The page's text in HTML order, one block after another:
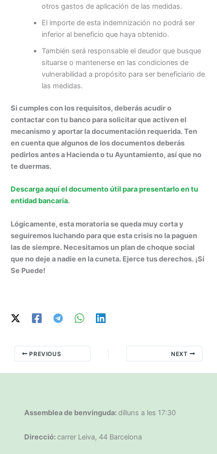
otros gastos de aplicación de las medidas.
El importe de esta indemnización no podrá ser
inferior al beneficio que haya obtenido.
También será responsable el deudor que busque
situarse o mantenerse en las condiciones de
vulnerabilidad a propósito para ser beneficiario de
las medidas.
Si cumples con los requisitos, deberás acudir o
contactar con tu banco para solicitar que activen el
mecanismo y aportar la documentación requerida. Ten
en cuenta que algunos de los documentos deberás
pedirlos antes a Hacienda o tu Ayuntamiento, así que no
te duermas.
Descarga aquí el documento útil para presentarlo en tu
entidad bancaria.
Lógicamente, esta moratoria se queda muy corta y
seguiremos luchando para que esta crisis no la paguen
las de siempre. Necesitamos un plan de choque social
que no deje a nadie en la cuneta. Ejerce tus derechos. ¡Sí
Se Puede!
PREVIOUS NEXT
Assemblea de benvinguda: dilluns a les 17:30
Direcció: carrer Leiva, 44 Barcelona